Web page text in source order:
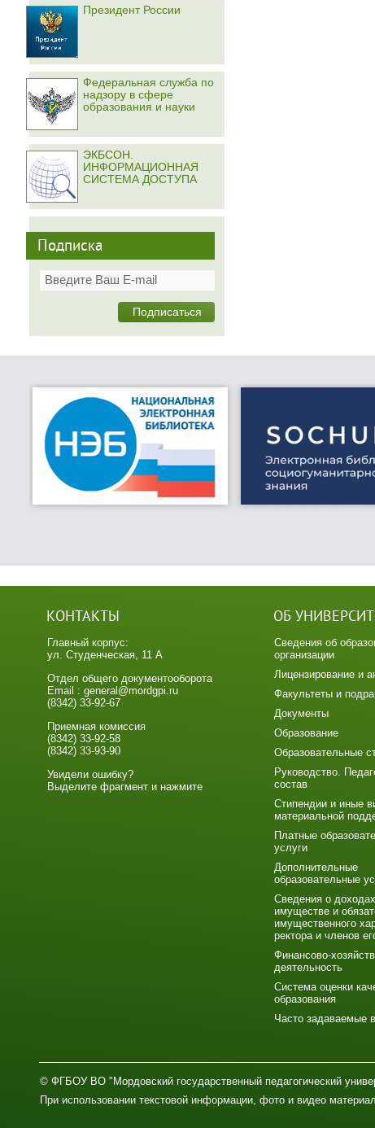
Президент России
Федеральная служба по
надзору в сфере
образования и науки
ЭКБСОН.
ИНФОРМАЦИОННАЯ
СИСТЕМА ДОСТУПА
Подписка
КОНТАКТЫ
Главный корпус:
ул. Студенческая, 11 А
Отдел общего документооборота
Email : general@mordgpi.ru
(8342) 33-92-67
Приемная комиссия
(8342) 33-92-58
(8342) 33-93-90
Увидели ошибку?
Выделите фрагмент и нажмите
ОБ
Сведения об
организации
Лицензирование и
Факультеты и
Документы
Образование
Образовательные
Руководство.
состав
Стипендии и иные
материальной
Платные
услуги
Дополнительные
образовательные
Сведения о
имуществе и
имущественного
ректора и членов
Финансово-
деятельность
Система оценки
образования
Часто задаваемые
© ФГБОУ ВО "Мордовский государственный педагогический
При использовании текстовой информации, фото и видео